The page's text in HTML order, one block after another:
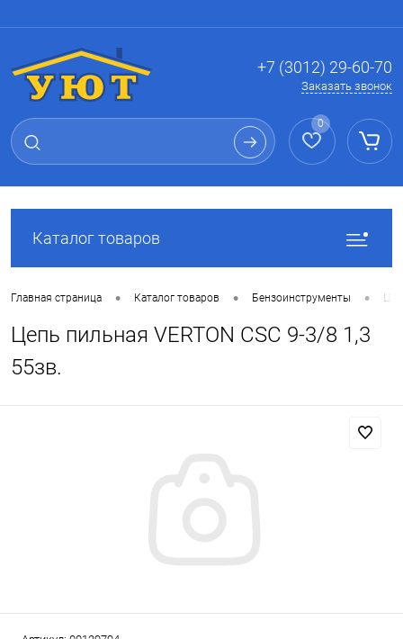
+7 (3012) 29-60-70
Заказать звонок
0
Каталог товаров
Главная страница • Каталог товаров • Бензоинструменты •
Цепь пильная VERTON CSC 9-3/8 1,3
55зв.